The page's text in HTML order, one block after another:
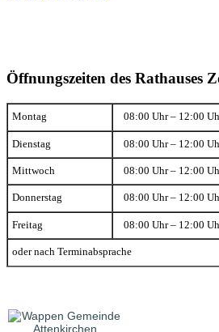
Öffnungszeiten des Rathauses
Montag 08:00 Uhr – 12:00
Dienstag 08:00 Uhr – 12:00
Mittwoch 08:00 Uhr – 12:00
Donnerstag 08:00 Uhr – 12:00
Freitag 08:00 Uhr – 12:00
oder nach Terminabsprache